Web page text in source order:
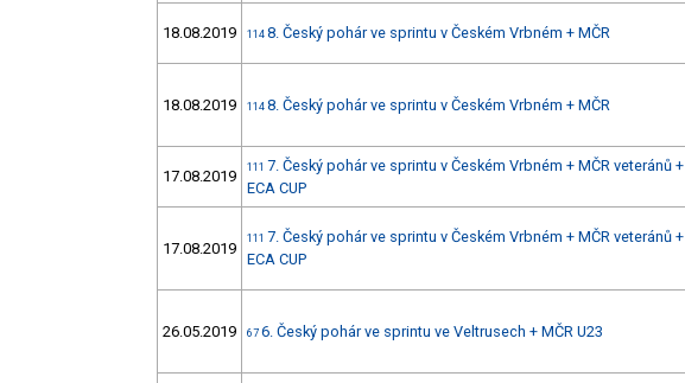
18.08.2019 114 8. Český pohár ve sprintu v Českém Vrbném + MČR
18.08.2019 114 8. Český pohár ve sprintu v Českém Vrbném + MČR
17.08.2019 111 7. Český pohár ve sprintu v Českém Vrbném + MČR veteránů +
ECA CUP
17.08.2019
111 7. Český pohár ve sprintu v Českém Vrbném + MČR veteránů +
ECA CUP
26.05.2019 67 6. Český pohár ve sprintu ve Veltrusech + MČR U23